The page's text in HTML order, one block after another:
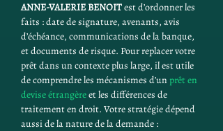
ANNE-VALERIE BENOIT est d’ordonner les
faits : date de signature, avenants, avis
d’échéance, communications de la banque,
et documents de risque. Pour replacer votre
prêt dans un contexte plus large, il est utile
de comprendre les mécanismes d’un prêt en
devise étrangère et les différences de
traitement en droit. Votre stratégie dépend
aussi de la nature de la demande :